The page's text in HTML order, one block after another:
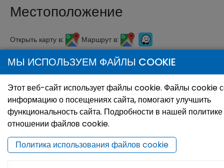
Местоположение
Открыть карту в: Маршрут в:
+
−
МЫ ИСПОЛЬЗУЕМ ФАЙЛЫ COOKIE
Этот веб-сайт использует файлы cookie. Файлы cookie
информацию о посещениях сайта, помогают улучшить
функциональность сайта. Подробности в нашей
отношении файлов cookie.
Политика использования файлов cookie